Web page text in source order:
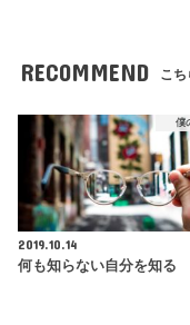
RECOMMEND こち
僕
2019.10.14
何も知らない自分を知る